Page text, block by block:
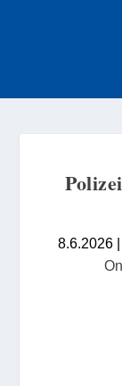
8.6.2026|